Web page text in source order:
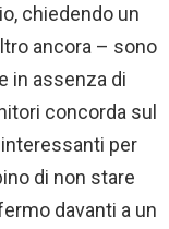
chiedendo un
ancora – sono
in assenza di
concorda sul
per
di non stare
davanti a un